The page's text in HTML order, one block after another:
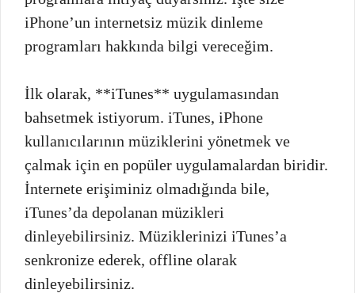
iPhone’un internetsiz müzik dinleme
programları hakkında bilgi vereceğim.
İlk olarak, **iTunes** uygulamasından
bahsetmek istiyorum. iTunes, iPhone
kullanıcılarının müziklerini yönetmek ve
çalmak için en popüler uygulamalardan biridir.
İnternete erişiminiz olmadığında bile,
iTunes’da depolanan müzikleri
dinleyebilirsiniz. Müziklerinizi iTunes’a
senkronize ederek, offline olarak
dinleyebilirsiniz.